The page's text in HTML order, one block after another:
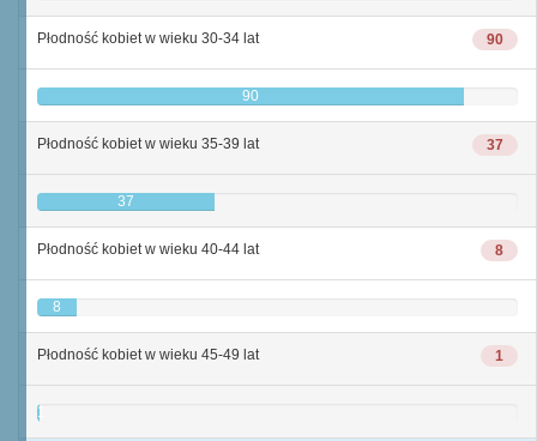
90
Płodność kobiet w wieku 30-34 lat
90
37
Płodność kobiet w wieku 35-39 lat
37
8
Płodność kobiet w wieku 40-44 lat
8
1
Płodność kobiet w wieku 45-49 lat
1